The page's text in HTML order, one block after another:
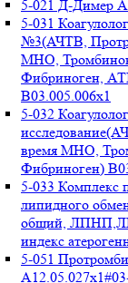
5-021 Д-Димер
5-031
№3(АЧТВ,
МНО,
Фибриноген,
B03.005.006x1
5-032
время МНО,
Фибриноген)
5-033 Комплекс
липидного
общий,
индекс
5-051